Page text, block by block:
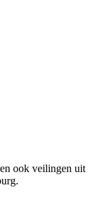
ook veilingen uit